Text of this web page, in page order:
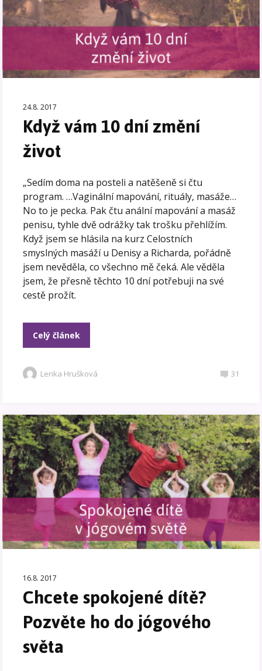
24.8. 2017
Když vám 10 dní změní
život
„Sedím doma na posteli a natěšeně si čtu
program. …Vaginální mapování, rituály, masáže…
No to je pecka. Pak čtu anální mapování a masáž
penisu, tyhle dvě odrážky tak trošku přehlížím.
Když jsem se hlásila na kurz Celostních
smyslných masáží u Denisy a Richarda, pořádně
jsem nevěděla, co všechno mě čeká. Ale věděla
jsem, že přesně těchto 10 dní potřebuji na své
cestě prožít.
Celý článek
Lenka Hrušková 31
16.8. 2017
Chcete spokojené dítě?
Pozvěte ho do jógového
světa